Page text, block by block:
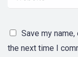
Save my
the next time I